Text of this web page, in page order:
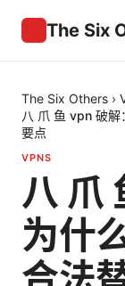
The Six
The Six Others ›
八 爪 鱼 vpn 破解
要点
VPNS
八 爪
为什